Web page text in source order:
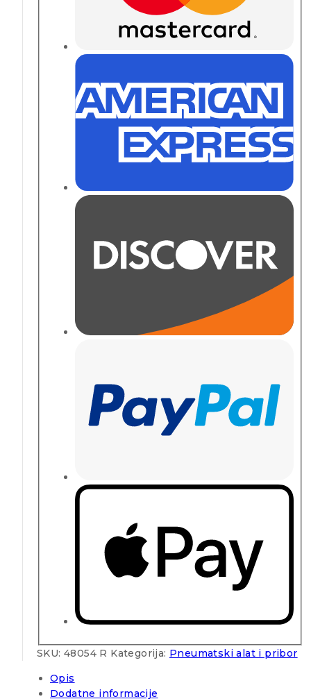
SKU: 48054 R Kategorija: Pneumatski alat i pribor
Opis
Dodatne informacije